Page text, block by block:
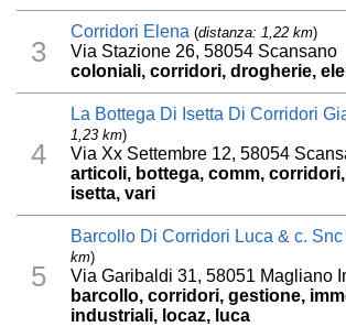
3
Corridori Elena (distanza: 1,22 km)
Via Stazione 26, 58054 Scansano
coloniali, corridori, drogherie,
4
La Bottega Di Isetta Di Corridori
1,23 km)
Via Xx Settembre 12, 58054
articoli, bottega, comm,
isetta, vari
5
Barcollo Di Corridori Luca & c. Snc
km)
Via Garibaldi 31, 58051 Magliano
barcollo, corridori, gestione,
industriali, locaz, luca